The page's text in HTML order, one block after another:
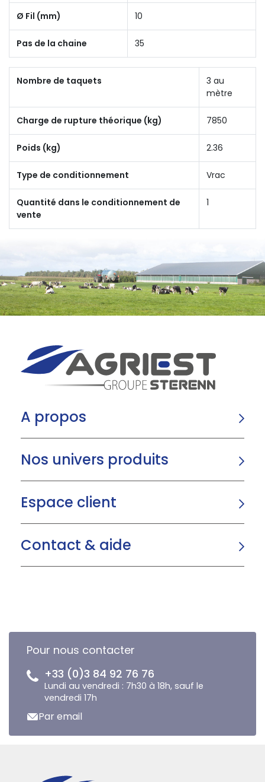
Ø Fil (mm) 10
Pas de la chaine 35
Nombre de taquets
3 au
mètre
Charge de rupture théorique (kg) 7850
Poids (kg) 2.36
Type de conditionnement Vrac
Quantité dans le conditionnement de
vente
1
A propos
Nos univers produits
Espace client
Contact & aide
Pour nous contacter
+33 (0)3 84 92 76 76
Lundi au vendredi : 7h30 à 18h, sauf le
vendredi 17h
Par email